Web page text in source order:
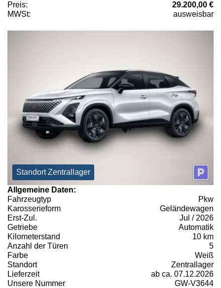
Preis:
29.200,00 €
MWSt:
ausweisbar
Standort Zentrallager
Allgemeine Daten:
Fahrzeugtyp
Pkw
Karosserieform
Geländewagen
Erst-Zul.
Jul / 2026
Getriebe
Automatik
Kilometerstand
10 km
Anzahl der Türen
5
Farbe
Weiß
Standort
Zentrallager
Lieferzeit
ab ca. 07.12.2026
Unsere Nummer
GW-V3644